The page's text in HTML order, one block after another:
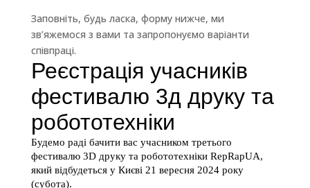
Заповніть, будь ласка, форму нижче, ми
зв’яжемося з вами та запропонуємо варіанти
співпраці.